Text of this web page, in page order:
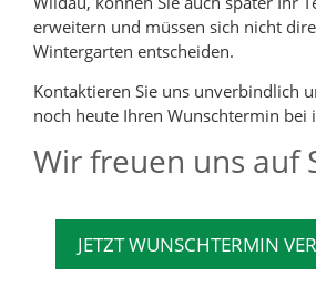
erweitern und müssen sich nicht
Wintergarten entscheiden.
Kontaktieren Sie uns unverbindlich
noch heute Ihren Wunschtermin
Wir freuen uns auf
JETZT WUNSCHTERMIN